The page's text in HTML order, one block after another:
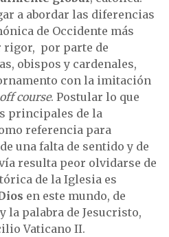
a abordar las diferencias
de Occidente más
rigor, por parte de
obispos y cardenales,
con la imitación
off course. Postular lo que
principales de la
referencia para
una falta de sentido y de
resulta peor olvidarse de
de la Iglesia es
en este mundo, de
la palabra de Jesucristo,
Vaticano II.